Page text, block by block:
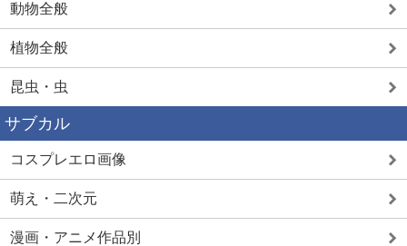
動物全般
植物全般
昆虫・虫
サブカル
コスプレエロ画像
萌え・二次元
漫画・アニメ作品別